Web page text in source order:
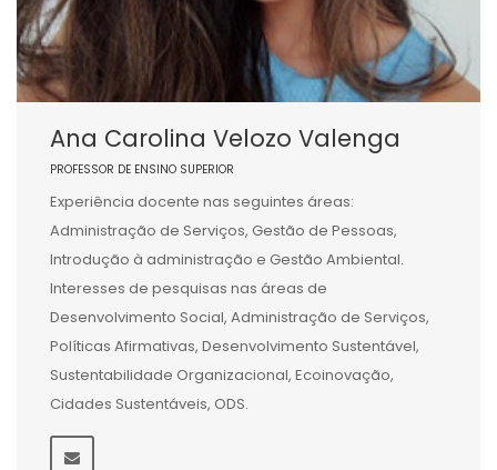
Ana Carolina Velozo Valenga
PROFESSOR DE ENSINO SUPERIOR
Experiência docente nas seguintes áreas:
Administração de Serviços, Gestão de Pessoas,
Introdução à administração e Gestão Ambiental.
Interesses de pesquisas nas áreas de
Desenvolvimento Social, Administração de Serviços,
Políticas Afirmativas, Desenvolvimento Sustentável,
Sustentabilidade Organizacional, Ecoinovação,
Cidades Sustentáveis, ODS.